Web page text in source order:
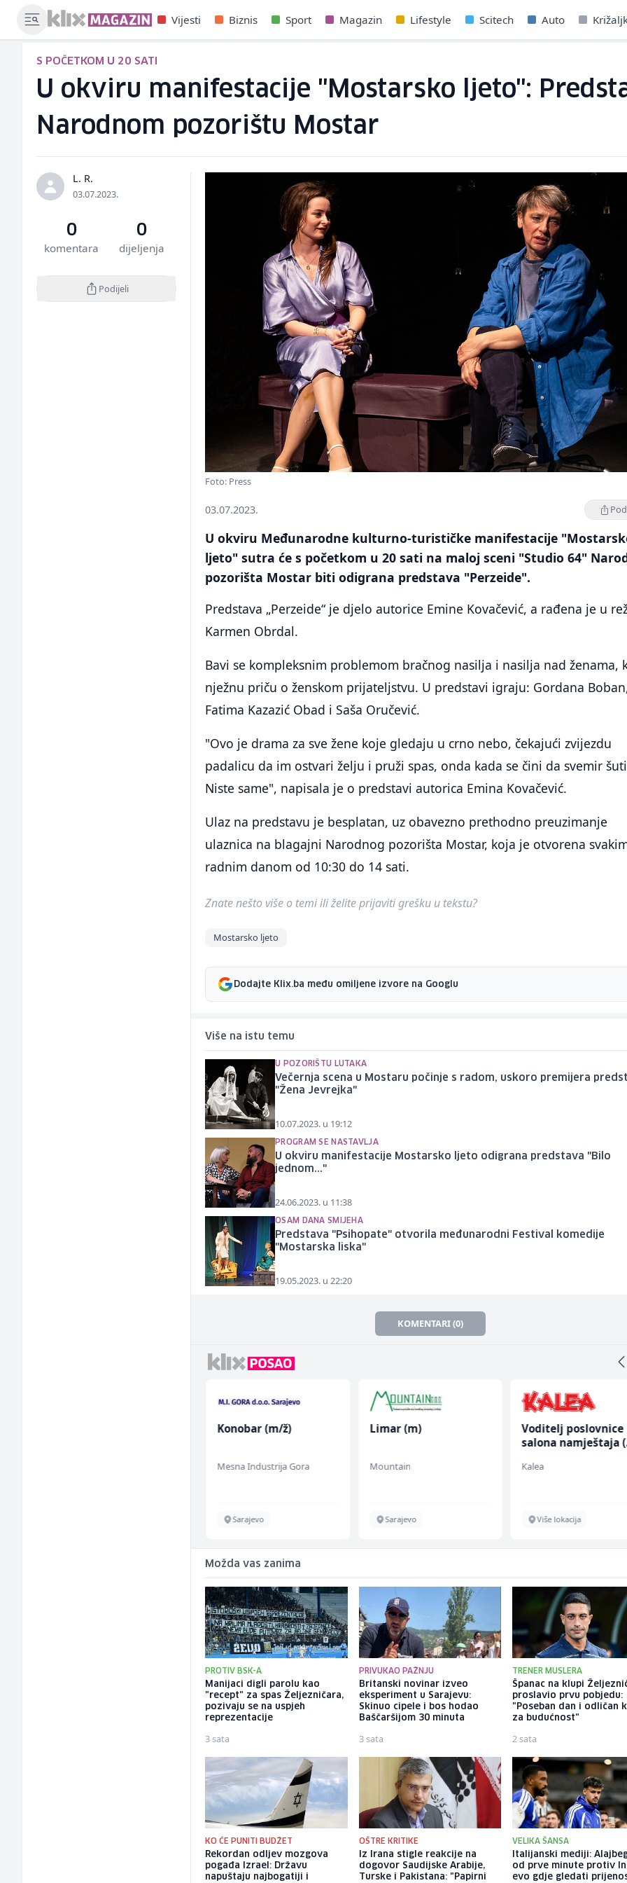
Vijesti Biznis Sport Magazin Lifestyle Scitech Auto
S POČETKOM U 20 SATI
U okviru manifestacije "Mostarsko ljeto":
Narodnom pozorištu Mostar
L. R.
03.07.2023.
0
komentara
0
dijeljenja
Podijeli
Foto: Press
03.07.2023.
U okviru Međunarodne kulturno-turističke manifestacije
ljeto" sutra će s početkom u 20 sati na maloj sceni "Studio 64"
pozorišta Mostar biti odigrana predstava "Perzeide".
Predstava „Perzeide“ je djelo autorice Emine Kovačević, a rađena je u
Karmen Obrdal.
Bavi se kompleksnim problemom bračnog nasilja i nasilja nad ženama,
nježnu priču o ženskom prijateljstvu. U predstavi igraju: Gordana
Fatima Kazazić Obad i Saša Oručević.
"Ovo je drama za sve žene koje gledaju u crno nebo, čekajući zvijezdu
padalicu da im ostvari želju i pruži spas, onda kada se čini da svemir
Niste same", napisala je o predstavi autorica Emina Kovačević.
Ulaz na predstavu je besplatan, uz obavezno prethodno preuzimanje
ulaznica na blagajni Narodnog pozorišta Mostar, koja je otvorena
radnim danom od 10:30 do 14 sati.
Znate nešto više o temi ili želite prijaviti grešku u tekstu?
Mostarsko ljeto
Dodajte Klix.ba među omiljene izvore na Googlu
Više na istu temu
U POZORIŠTU LUTAKA
Večernja scena u Mostaru počinje s radom, uskoro premijera
"Žena Jevrejka"
10.07.2023. u 19:12
PROGRAM SE NASTAVLJA
U okviru manifestacije Mostarsko ljeto odigrana predstava "Bilo
jednom..."
24.06.2023. u 11:38
OSAM DANA SMIJEHA
Predstava "Psihopate" otvorila međunarodni Festival komedije
"Mostarska liska"
19.05.2023. u 22:20
KOMENTARI (0)
Konobar (m/ž)
Mesna Industrija Gora
Sarajevo
Limar (m)
Mountain
Sarajevo
Voditelj poslovnice
salona namještaja
Kalea
Više lokacija
Možda vas zanima
PROTIV BSK-A
Manijaci digli parolu kao
"recept" za spas Željezničara,
pozivaju se na uspjeh
reprezentacije
3 sata
PRIVUKAO PAŽNJU
Britanski novinar izveo
eksperiment u Sarajevu:
Skinuo cipele i bos hodao
Baščaršijom 30 minuta
3 sata
TRENER MUSLERA
Španac na klupi
proslavio prvu pobjedu:
"Poseban dan i odličan
za budućnost"
2 sata
KO ĆE PUNITI BUDŽET
Rekordan odljev mozgova
pogađa Izrael: Državu
napuštaju najbogatiji i
OŠTRE KRITIKE
Iz Irana stigle reakcije na
dogovor Saudijske Arabije,
Turske i Pakistana: "Papirni
VELIKA ŠANSA
Italijanski mediji:
od prve minute protiv
evo gdje gledati